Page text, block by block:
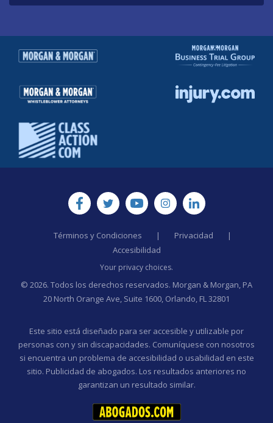
Términos y Condiciones | Privacidad
|
Accesibilidad
Your privacy choices.
© 2026. Todos los derechos reservados. Morgan & Morgan, PA
20 North Orange Ave, Suite 1600, Orlando, FL 32801
Este sitio está diseñado para ser accesible y utilizable por
personas con y sin discapacidades. Comuníquese con nosotros
si encuentra un problema de accesibilidad o usabilidad en este
sitio. Publicidad de abogados. Los resultados anteriores no
garantizan un resultado similar.